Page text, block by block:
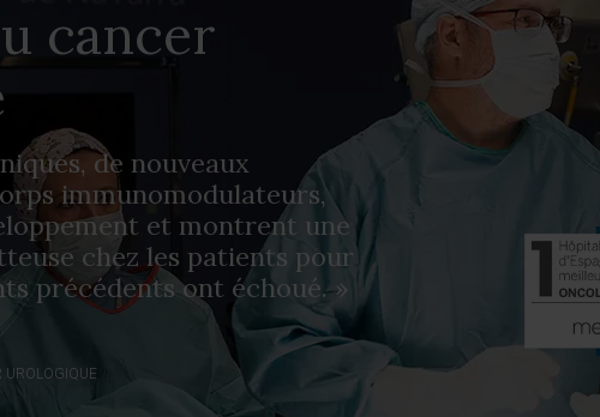
cancer
de nouveaux
immunomodulateurs,
et montrent une
chez les patients pour
précédents ont échoué. »
UROLOGIQUE